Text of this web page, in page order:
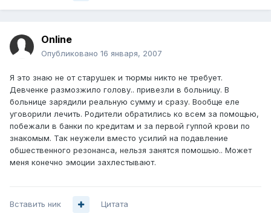
Online
Опубликовано 16 января, 2007
Я это знаю не от старушек и тюрмы никто не требует.
Девченке размозжило голову.. привезли в больницу. В
больнице зарядили реальную сумму и сразу. Вообще еле
уговорили лечить. Родители обратились ко всем за помощью,
побежали в банки по кредитам и за первой гуппой крови по
знакомым. Так неужели вместо усилий на подавление
обшественного резонанса, нельзя занятся помошью.. Может
меня конечно эмоции захлестывают.
Вставить ник Цитата